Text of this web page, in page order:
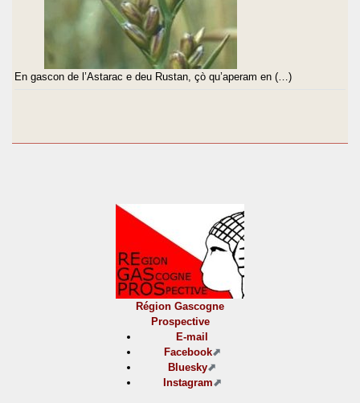
En gascon de l’Astarac e deu Rustan, çò qu’aperam en (…)
Région Gascogne
Prospective
E-mail
Facebook
Bluesky
Instagram